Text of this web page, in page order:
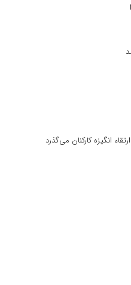
انگیزه کارکنان می‌گذرد